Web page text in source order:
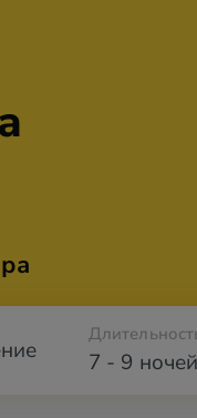
7 - 9 ночей